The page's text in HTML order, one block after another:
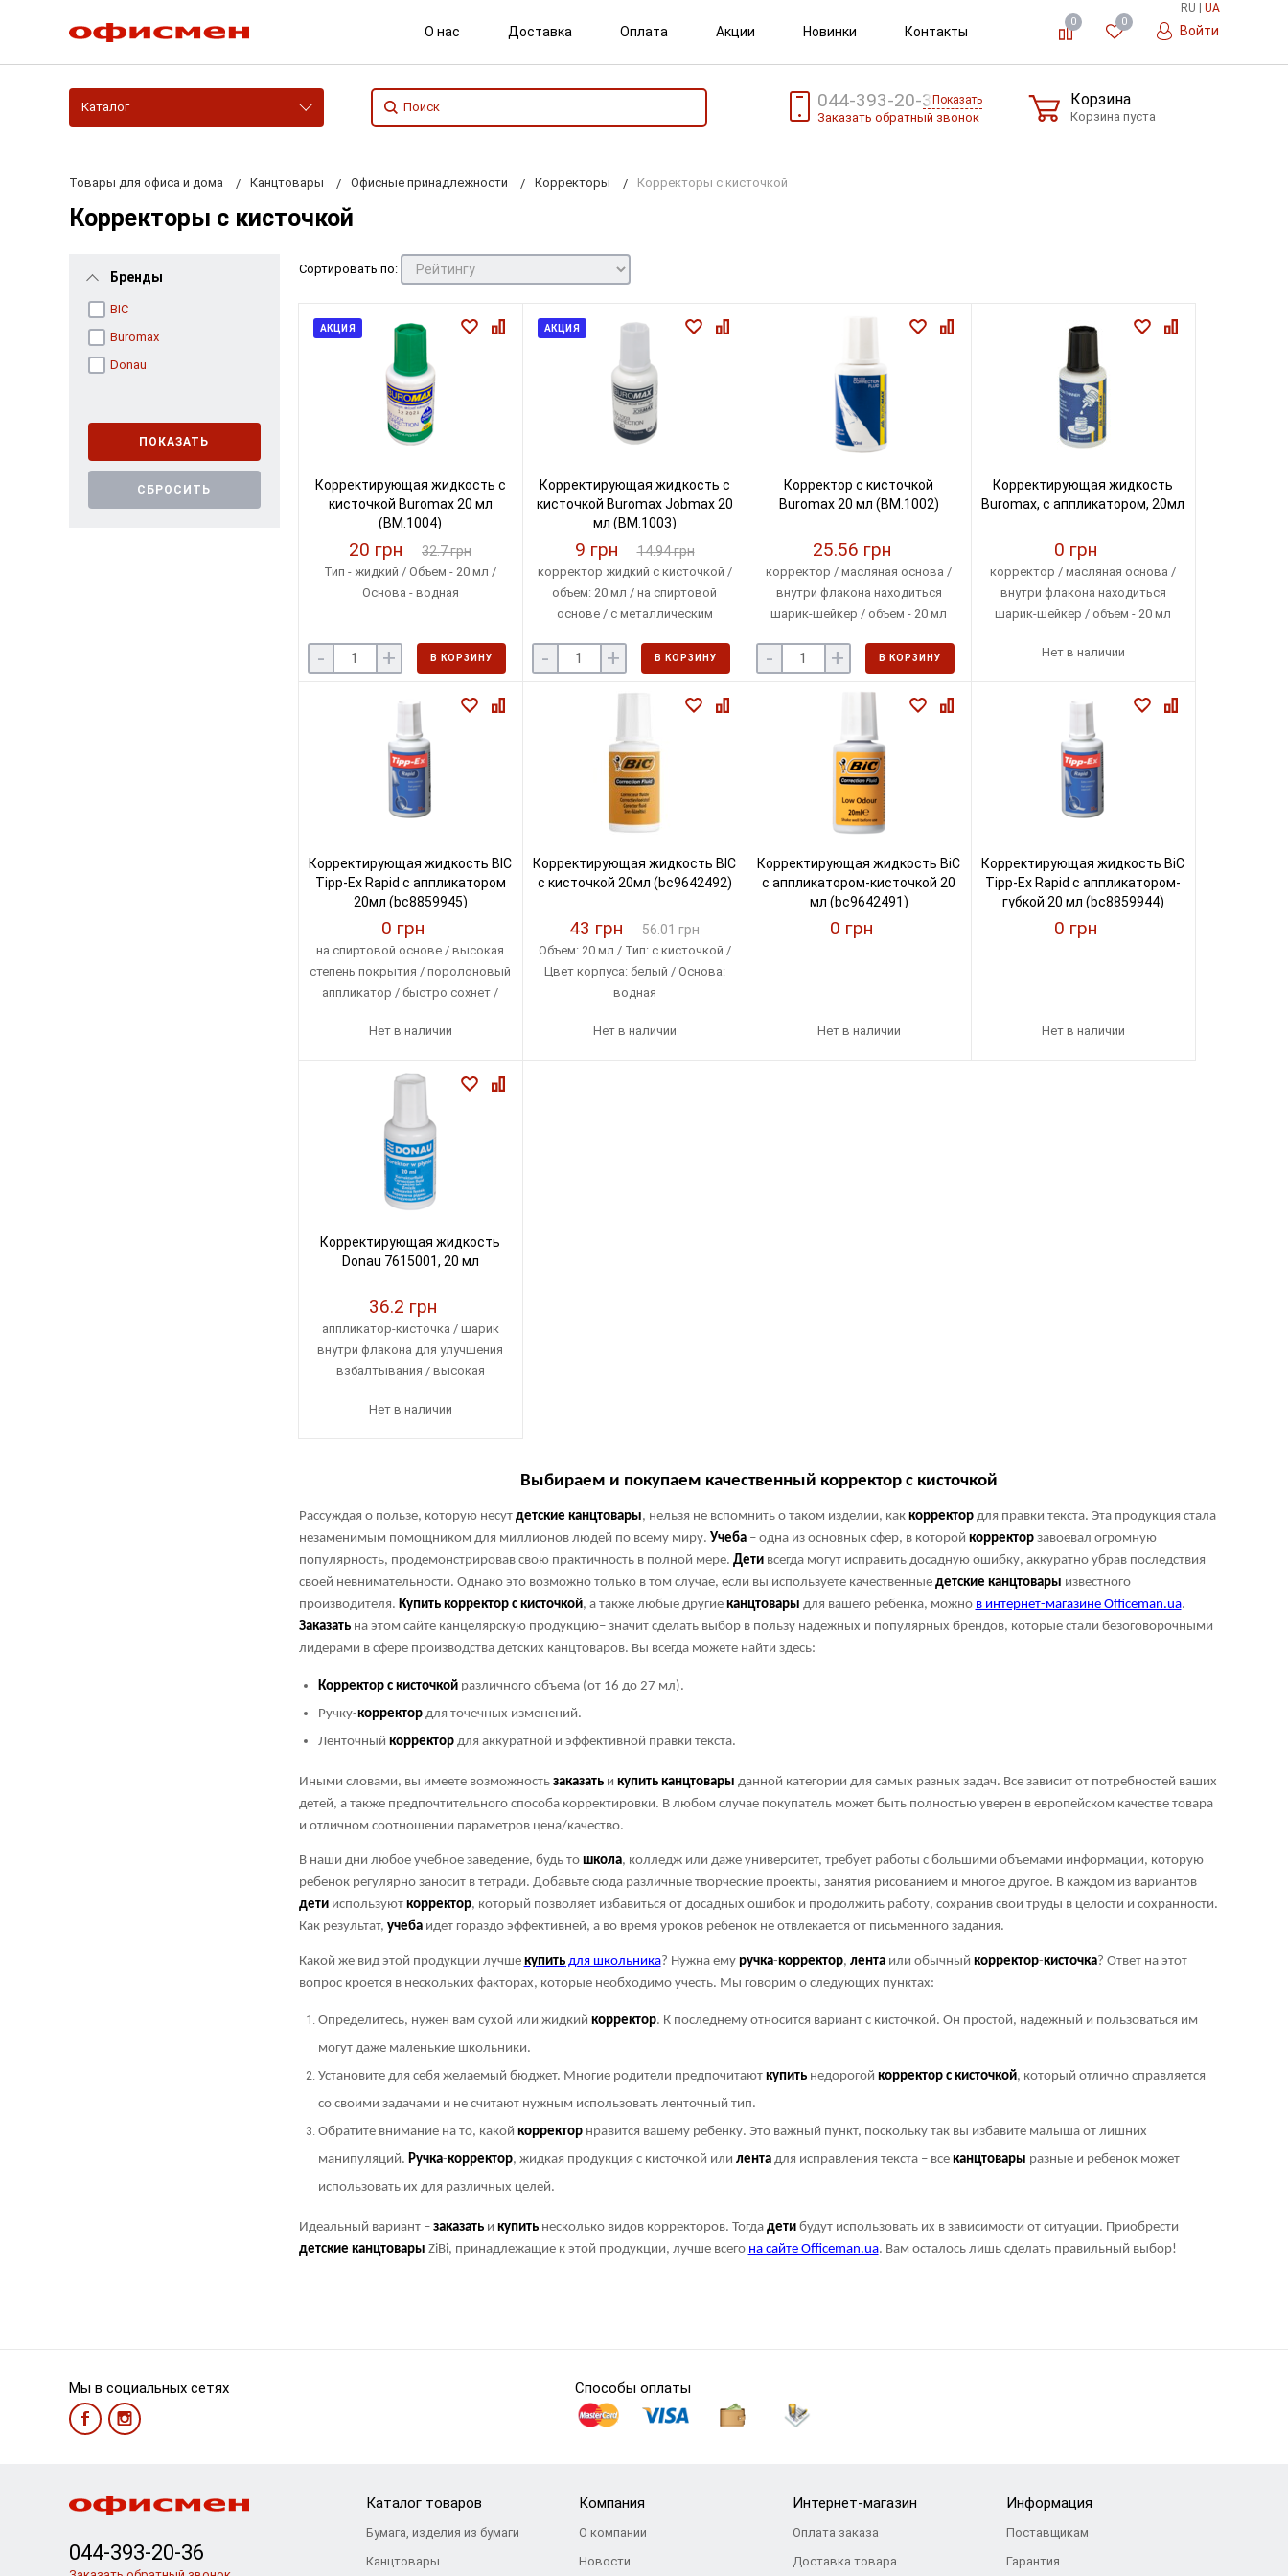
RU UA
О нас Доставка Оплата Акции Новинки Контакты
0 0
Войти
Каталог 044-393-20-36Показать
Заказать обратный звонок
Корзина
Корзина пуста
Товары для офиса и дома Канцтовары Офисные принадлежности Корректоры Корректоры с кисточкой
Корректоры с кисточкой
Бренды
BIC
Buromax
Donau
ПОКАЗАТЬ
СБРОСИТЬ
Сортировать по:
АКЦИЯ
Корректирующая жидкость с
кисточкой Buromax 20 мл
(BM.1004)
20 грн 32.7 грн
Тип - жидкий / Объем - 20 мл /
Основа - водная
- + В КОРЗИНУ
АКЦИЯ
Корректирующая жидкость с
кисточкой Buromax Jobmax 20
мл (BM.1003)
9 грн 14.94 грн
корректор жидкий с кисточкой /
объем: 20 мл / на спиртовой
основе / с металлическим
флакона.
- + В КОРЗИНУ
Корректор с кисточкой
Buromax 20 мл (BM.1002)
25.56 грн
корректор / масляная основа /
внутри флакона находиться
шарик-шейкер / объем - 20 мл
- + В КОРЗИНУ
Корректирующая жидкость
Buromax, с аппликатором, 20мл
0 грн
корректор / масляная основа /
внутри флакона находиться
шарик-шейкер / объем - 20 мл
Нет в наличии
Корректирующая жидкость BIC
Tipp-Ex Rapid с аппликатором
20мл (bc8859945)
0 грн
на спиртовой основе / высокая
степень покрытия / поролоновый
аппликатор / быстро сохнет /
Нет в наличии
Корректирующая жидкость BIC
с кисточкой 20мл (bc9642492)
43 грн 56.01 грн
Объем: 20 мл / Тип: с кисточкой /
Цвет корпуса: белый / Основа:
водная
Нет в наличии
Корректирующая жидкость BiC
с аппликатором-кисточкой 20
мл (bc9642491)
0 грн
Нет в наличии
Корректирующая жидкость BiC
Tipp-Ex Rapid с аппликатором-
губкой 20 мл (bc8859944)
0 грн
Нет в наличии
Корректирующая жидкость
Donau 7615001, 20 мл
36.2 грн
аппликатор-кисточка / шарик
внутри флакона для улучшения
взбалтывания / высокая
Нет в наличии
Выбираем и покупаем качественный корректор с кисточкой
Рассуждая о пользе, которую несут детские канцтовары, нельзя не вспомнить о таком изделии, как корректордля правки текста. Эта продукция стала
незаменимым помощником для миллионов людей по всему миру. Учеба– одна из основных сфер, в которой корректорзавоевал огромную
популярность, продемонстрировав свою практичность в полной мере. Детивсегда могут исправить досадную ошибку, аккуратно убрав последствия
своей невнимательности. Однако это возможно только в том случае, если вы используете качественные детские канцтовары известного
производителя. Купить корректор с кисточкой, а также любые другие канцтовары для вашего ребенка, можно в интернет-магазине Officeman.ua.
Заказатьна этом сайте канцелярскую продукцию– значит сделать выбор в пользу надежных и популярных брендов, которые стали безоговорочными
лидерами в сфере производства детских канцтоваров. Вы всегда можете найти здесь:
Корректор с кисточкойразличного объема (от 16 до 27 мл).
Ручку-корректордля точечных изменений.
Ленточный корректордля аккуратной и эффективной правки текста.
Иными словами, вы имеете возможность заказатьи купить канцтовары данной категории для самых разных задач. Все зависит от потребностей ваших
детей, а также предпочтительного способа корректировки. В любом случае покупатель может быть полностью уверен в европейском качестве товара
и отличном соотношении параметров цена/качество.
В наши дни любое учебное заведение, будь то школа, колледж или даже университет, требует работы с большими объемами информации, которую
ребенок регулярно заносит в тетради. Добавьте сюда различные творческие проекты, занятия рисованием и многое другое. В каждом из вариантов
детииспользуют корректор, который позволяет избавиться от досадных ошибок и продолжить работу, сохранив свои труды в целости и сохранности.
Как результат, учебаидет гораздо эффективней, а во время уроков ребенок не отвлекается от письменного задания.
Какой же вид этой продукции лучше купитьдля школьника? Нужна ему ручка-корректор, лентаили обычный корректор-кисточка? Ответ на этот
вопрос кроется в нескольких факторах, которые необходимо учесть. Мы говорим о следующих пунктах:
Определитесь, нужен вам сухой или жидкий корректор. К последнему относится вариант с кисточкой. Он простой, надежный и пользоваться им
могут даже маленькие школьники.
Установите для себя желаемый бюджет. Многие родители предпочитают купитьнедорогой корректор с кисточкой, который отлично справляется
со своими задачами и не считают нужным использовать ленточный тип.
Обратите внимание на то, какой корректорнравится вашему ребенку. Это важный пункт, поскольку так вы избавите малыша от лишних
манипуляций. Ручка-корректор, жидкая продукция с кисточкой или лентадля исправления текста – все канцтовары разные и ребенок может
использовать их для различных целей.
Идеальный вариант – заказатьи купитьнесколько видов корректоров. Тогда детибудут использовать их в зависимости от ситуации. Приобрести
детские канцтовары ZiBi, принадлежащие к этой продукции, лучше всего на сайте Officeman.ua. Вам осталось лишь сделать правильный выбор!
Мы в социальных сетях Способы оплаты
044-393-20-36
Каталог товаров
Бумага, изделия из бумаги
Канцтовары
Компания
О компании
Новости
Интернет-магазин
Оплата заказа
Доставка товара
Информация
Поставщикам
Гарантия